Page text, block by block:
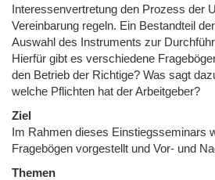
Interessenvertretung den Prozess der
Vereinbarung regeln. Ein Bestandteil
Auswahl des Instruments zur
Hierfür gibt es verschiedene
den Betrieb der Richtige? Was sagt
welche Pflichten hat der Arbeitgeber?
Ziel
Im Rahmen dieses Einstiegsseminars
Fragebögen vorgestellt und Vor- und
Themen